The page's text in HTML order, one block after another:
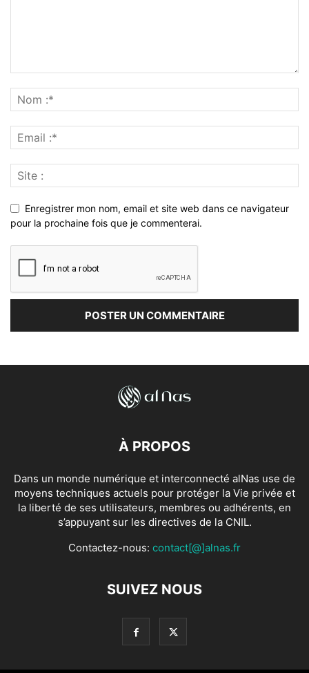
Enregistrer mon nom, email et site web dans ce navigateur
pour la prochaine fois que je commenterai.
À PROPOS
Dans un monde numérique et interconnecté alNas use de
moyens techniques actuels pour protéger la Vie privée et
la liberté de ses utilisateurs, membres ou adhérents, en
s’appuyant sur les directives de la CNIL.
Contactez-nous: contact[@]alnas.fr
SUIVEZ NOUS